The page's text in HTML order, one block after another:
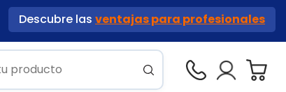
Descubre las ventajas para profesionales